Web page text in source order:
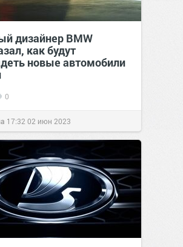
дизайнер BMW
как будут
новые автомобили
0
17:32 02 июн 2023